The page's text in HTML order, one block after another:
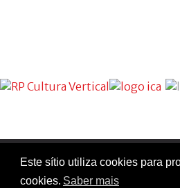
Este sítio utiliza cookies para
cookies. Saber mais